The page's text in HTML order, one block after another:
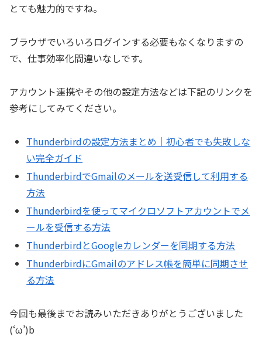
とても魅力的ですね。
ブラウザでいろいろログインする必要もなくなりますの
で、仕事効率化間違いなしです。
アカウント連携やその他の設定方法などは下記のリンクを
参考にしてみてください。
Thunderbirdの設定方法まとめ｜初心者でも失敗しな
い完全ガイド
ThunderbirdでGmailのメールを送受信して利用する
方法
Thunderbirdを使ってマイクロソフトアカウントでメ
ールを受信する方法
ThunderbirdとGoogleカレンダーを同期する方法
ThunderbirdにGmailのアドレス帳を簡単に同期させ
る方法
今回も最後までお読みいただきありがとうございました
(‘ω’)b